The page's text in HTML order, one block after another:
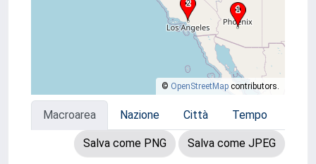
© OpenStreetMap contributors.
Macroarea Nazione Città Tempo
Salva come PNG Salva come JPEG